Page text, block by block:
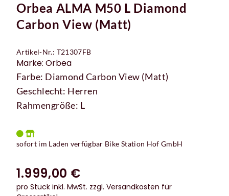
Orbea ALMA M50 L Diamond
Carbon View (Matt)
Artikel-Nr.: T21307FB
Marke: Orbea
Farbe: Diamond Carbon View (Matt)
Geschlecht: Herren
Rahmengröße: L
sofort im Laden verfügbar Bike Station Hof GmbH
1.999,00 €
pro Stück inkl. MwSt. zzgl. Versandkosten für